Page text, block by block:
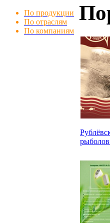
По продукции
По отраслям
По компаниям